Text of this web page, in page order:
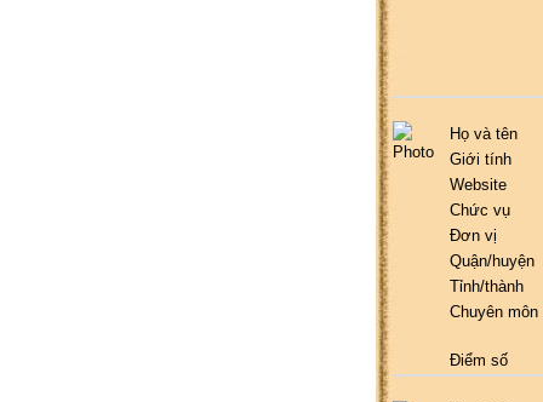
Họ và tên
Giới tính
Website
Chức vụ
Đơn vị
Quận/huyện
Tỉnh/thành
Chuyên môn
Điểm số